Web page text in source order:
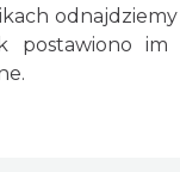
odnajdziemy
postawiono